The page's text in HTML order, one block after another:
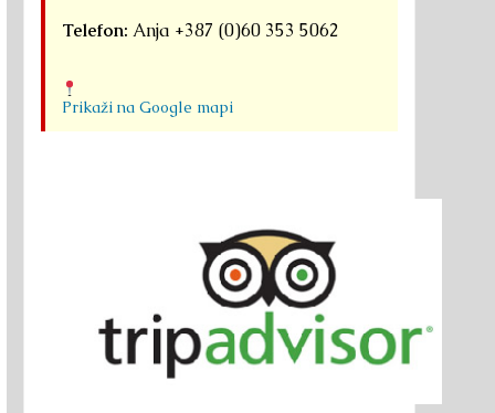
Telefon: Anja +387 (0)60 353 5062
Prikaži na Google mapi